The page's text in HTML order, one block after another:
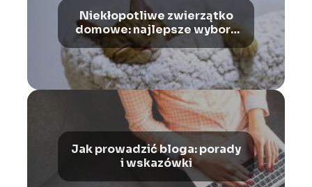
Niekłopotliwe zwierzątko
domowe: najlepsze wybory
dla osób z ograniczonym
czasem
Jak prowadzić bloga: porady
i wskazówki